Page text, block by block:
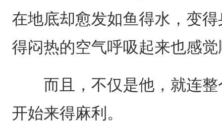
在地底却愈发如鱼得水，变
得闷热的空气呼吸起来也感
而且，不仅是他，就连整
开始来得麻利。